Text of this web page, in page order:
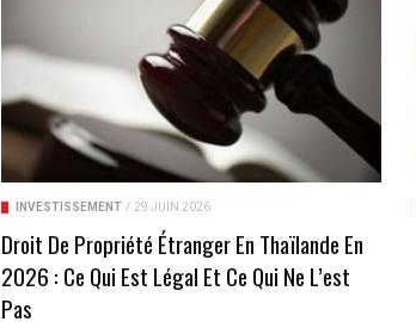
INVESTISSEMENT / 29 JUIN 2026
Droit De Propriété Étranger En Thaïlande En
2026 : Ce Qui Est Légal Et Ce Qui Ne L’est
Pas